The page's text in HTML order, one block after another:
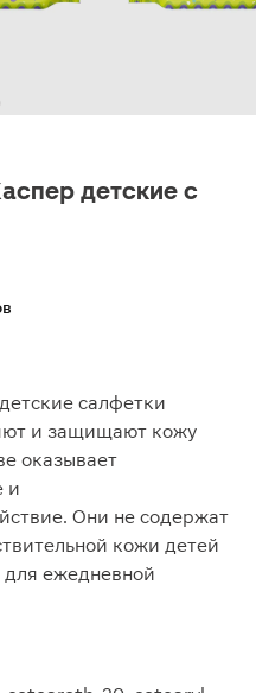
детские с
салфетки
и защищают кожу
оказывает
и
Они не содержат
кожи детей
для ежедневной